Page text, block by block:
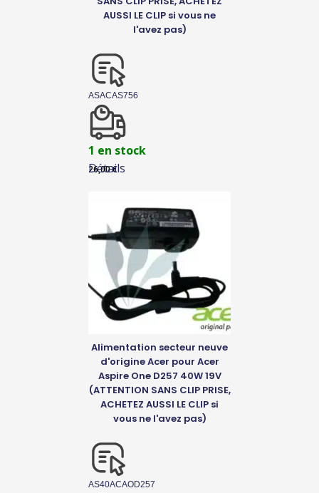
Détails
AUSSI LE CLIP si vous ne
l'avez pas)
ASACAS756
1 en stock
26,00€
Alimentation secteur neuve
d'origine Acer pour Acer
Aspire One D257 40W 19V
(ATTENTION SANS CLIP PRISE,
ACHETEZ AUSSI LE CLIP si
vous ne l'avez pas)
AS40ACAOD257